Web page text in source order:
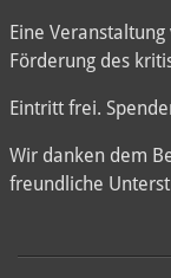
Eine
Förderung des
Eintritt frei.
Wir danken dem
freundliche